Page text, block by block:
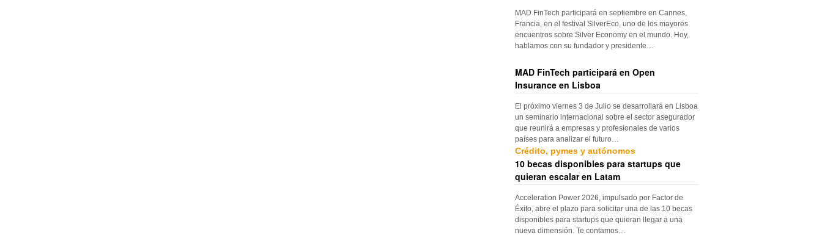
MAD FinTech participará en septiembre en Cannes,
Francia, en el festival SilverEco, uno de los mayores
encuentros sobre Silver Economy en el mundo. Hoy,
hablamos con su fundador y presidente…
MAD FinTech participará en Open
Insurance en Lisboa
El próximo viernes 3 de Julio se desarrollará en Lisboa
un seminario internacional sobre el sector asegurador
que reunirá a empresas y profesionales de varios
países para analizar el futuro…
Crédito, pymes y autónomos
10 becas disponibles para startups que
quieran escalar en Latam
Acceleration Power 2026, impulsado por Factor de
Éxito, abre el plazo para solicitar una de las 10 becas
disponibles para startups que quieran llegar a una
nueva dimensión. Te contamos…